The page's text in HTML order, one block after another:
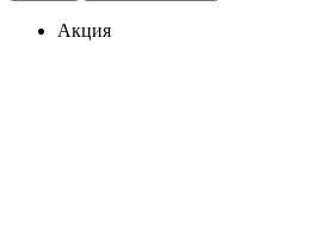
Акция